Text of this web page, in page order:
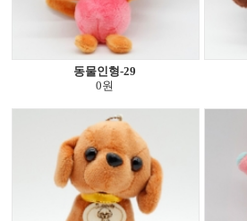
동물인형-29
0원